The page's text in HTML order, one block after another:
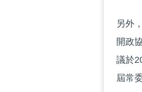
另外
開政
議於
屆常